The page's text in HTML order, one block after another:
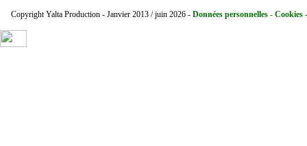
Copyright Yalta Production - Janvier 2013 / juin 2026 - Données personnelles - Cookies